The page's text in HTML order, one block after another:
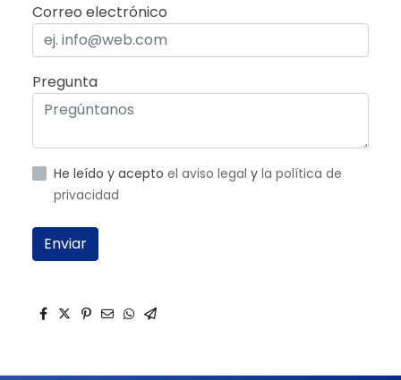
Correo electrónico
Pregunta
He leído y acepto el aviso legal y la política de
privacidad
Enviar